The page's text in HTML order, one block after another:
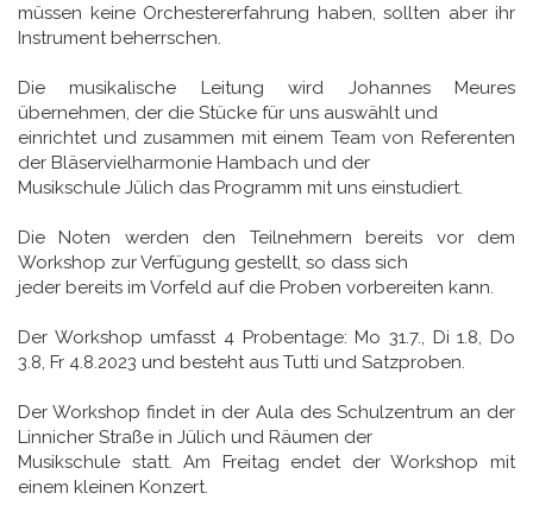
müssen keine Orchestererfahrung haben, sollten aber ihr
Instrument beherrschen.
Die musikalische Leitung wird Johannes Meures
übernehmen, der die Stücke für uns auswählt und
einrichtet und zusammen mit einem Team von Referenten
der Bläservielharmonie Hambach und der
Musikschule Jülich das Programm mit uns einstudiert.
Die Noten werden den Teilnehmern bereits vor dem
Workshop zur Verfügung gestellt, so dass sich
jeder bereits im Vorfeld auf die Proben vorbereiten kann.
Der Workshop umfasst 4 Probentage: Mo 31.7., Di 1.8, Do
3.8, Fr 4.8.2023 und besteht aus Tutti und Satzproben.
Der Workshop findet in der Aula des Schulzentrum an der
Linnicher Straße in Jülich und Räumen der
Musikschule statt. Am Freitag endet der Workshop mit
einem kleinen Konzert.